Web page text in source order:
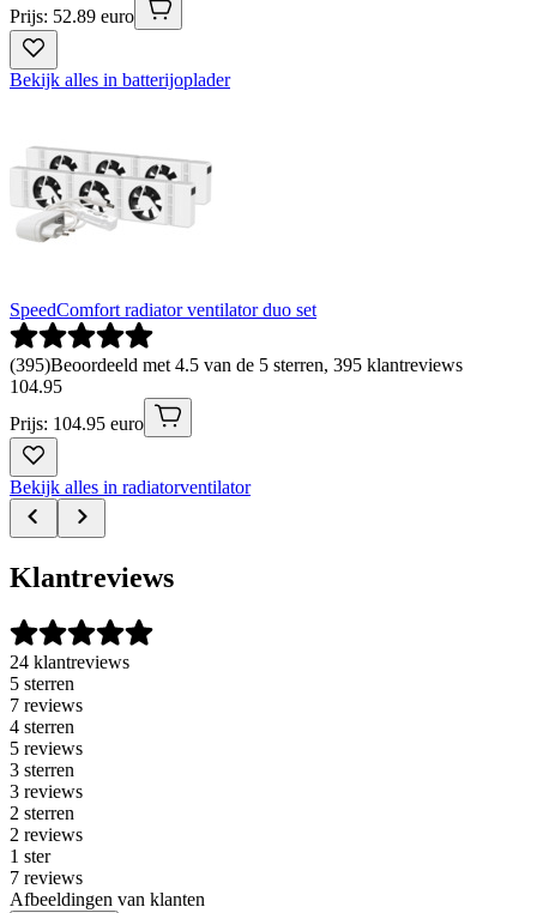
Prijs: 52.89 euro
Bekijk alles in batterijoplader
SpeedComfort radiator ventilator duo set
(395)Beoordeeld met 4.5 van de 5 sterren, 395 klantreviews
104.95
Prijs: 104.95 euro
Bekijk alles in radiatorventilator
Klantreviews
24 klantreviews
5 sterren
7 reviews
4 sterren
5 reviews
3 sterren
3 reviews
2 sterren
2 reviews
1 ster
7 reviews
Afbeeldingen van klanten